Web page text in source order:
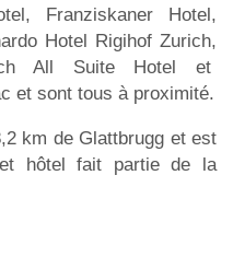
Franziskaner Hotel,
Hotel Rigihof Zurich,
All Suite Hotel et
et sont tous à proximité.
km de Glattbrugg et est
hôtel fait partie de la